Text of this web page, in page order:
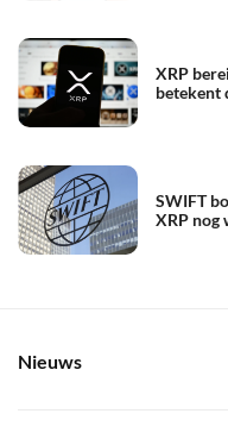
XRP
betekent
SWIFT
XRP nog
Nieuws